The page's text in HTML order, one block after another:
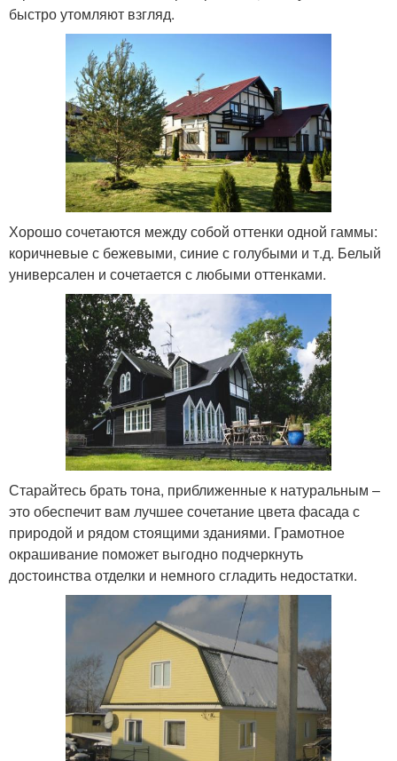
быстро утомляют взгляд.
Хорошо сочетаются между собой оттенки одной гаммы:
коричневые с бежевыми, синие с голубыми и т.д. Белый
универсален и сочетается с любыми оттенками.
Старайтесь брать тона, приближенные к натуральным –
это обеспечит вам лучшее сочетание цвета фасада с
природой и рядом стоящими зданиями. Грамотное
окрашивание поможет выгодно подчеркнуть
достоинства отделки и немного сгладить недостатки.